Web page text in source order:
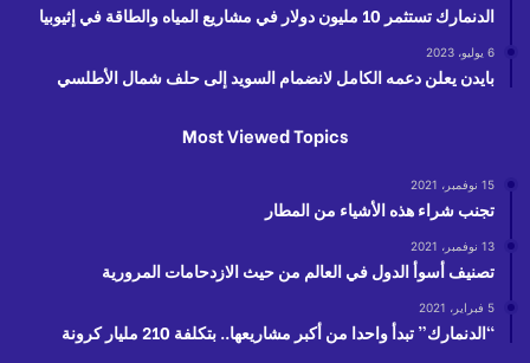
الدنمارك تستثمر 10 مليون دولار في مشاريع المياه والطاقة في إثيوبيا
6 يوليو، 2023
بايدن يعلن دعمه الكامل لانضمام السويد إلى حلف شمال الأطلسي
Most Viewed Topics
15 نوفمبر، 2021
تجنب شراء هذه الأشياء من المطار
13 نوفمبر، 2021
تصنيف أسوأ الدول في العالم من حيث الازدحامات المرورية
5 فبراير، 2021
“الدنمارك” تبدأ واحدا من أكبر مشاريعها.. بتكلفة 210 مليار كرونة